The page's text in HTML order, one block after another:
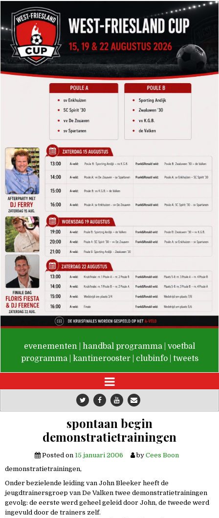
De Valken
evenementen handbal programma
voetbal
programma
kantinerooster clubinfo tweets
spontaan begin
demonstratietrainingen
Posted on 15 januari 2006 by Cees Boon
demonstratietrainingen,
Onder bezielende leiding van John Bleeker heeft de
jeugdtrainersgroep van De Valken twee demonstratietrainingen
gevolg: de eerste werd geheel geleid door John, de tweede werd
ingevuld door de trainers zelf.